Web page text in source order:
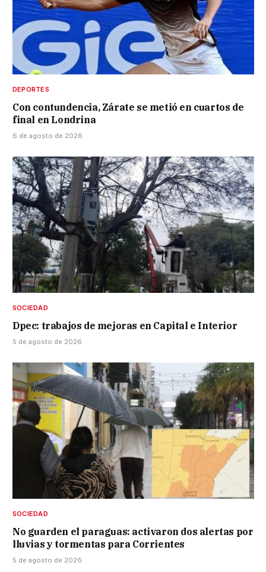
DEPORTES
Con contundencia, Zárate se metió en cuartos de
final en Londrina
6 de agosto de 2026
SOCIEDAD
Dpec: trabajos de mejoras en Capital e Interior
5 de agosto de 2026
SOCIEDAD
No guarden el paraguas: activaron dos alertas por
lluvias y tormentas para Corrientes
5 de agosto de 2026